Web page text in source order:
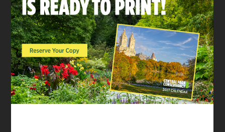
¿Cree que debería haber más o menos aplicación de las reglas
del Parque por parte de los agentes uniformados en el
Parque?
Más
Menos
Igual que ahora